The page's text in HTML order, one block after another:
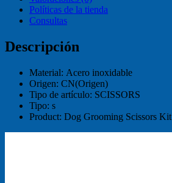
Políticas de la tienda
Consultas
Descripción
Material: Acero inoxidable
Origen: CN(Origen)
Tipo de artículo: SCISSORS
Tipo: s
Product: Dog Grooming Scissors Kit